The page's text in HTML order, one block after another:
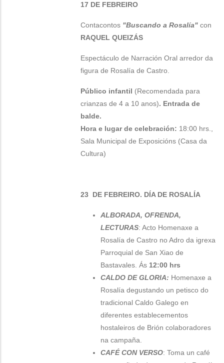
17 DE FEBREIRO
Contacontos "Buscando a Rosalía" con
RAQUEL QUEIZÁS
Espectáculo de Narración Oral arredor da
figura de Rosalía de Castro.
Público infantil (Recomendada para
crianzas de 4 a 10 anos). Entrada de
balde.
Hora e lugar de celebración: 18:00 hrs.,
Sala Municipal de Exposicións (Casa da
Cultura)
23 DE FEBREIRO. DÍA DE ROSALÍA
ALBORADA, OFRENDA,
LECTURAS:Acto Homenaxe a
Rosalía de Castro no Adro da igrexa
Parroquial de San Xiao de
Bastavales. Ás 12:00 hrs
CALDO DE GLORIA: Homenaxe a
Rosalía degustando un petisco do
tradicional Caldo Galego en
diferentes establecementos
hostaleiros de Brión colaboradores
na campaña.
CAFÉ CON VERSO:Toma un café